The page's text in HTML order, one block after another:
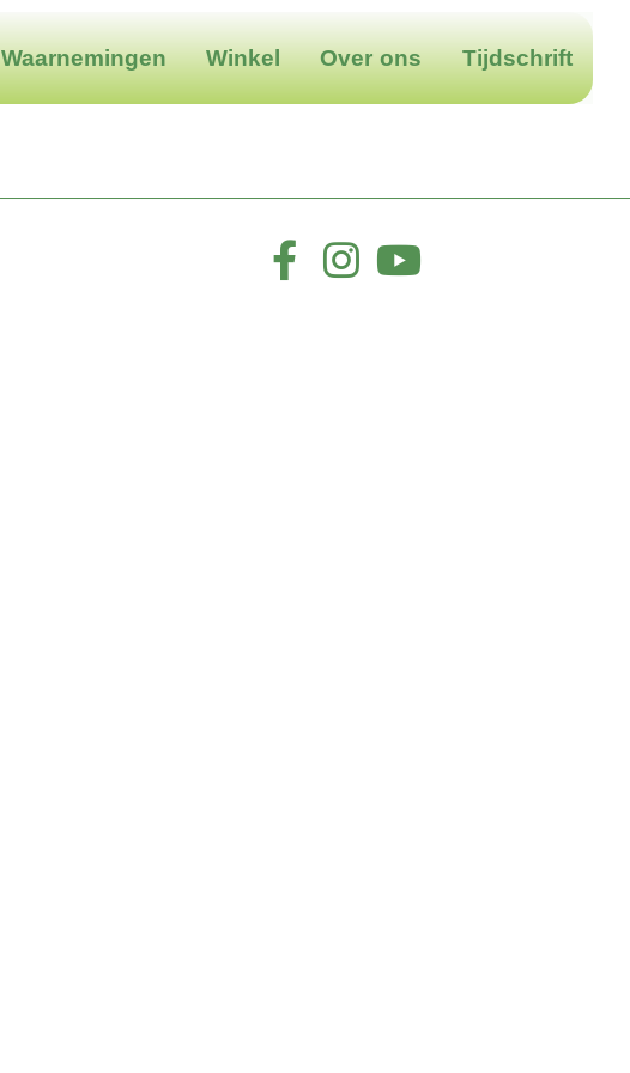
Waarnemingen Winkel Over ons Tijdschrift